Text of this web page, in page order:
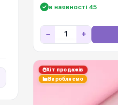
в наявності 45
− +
Хіт продажів
Виробляємо